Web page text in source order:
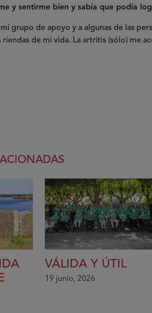
y sentirme bien y sabía que podía
grupo de apoyo y a algunas de las
de mi vida. La artritis (sólo) me
VÁLIDA Y ÚTIL
19 junio, 2026